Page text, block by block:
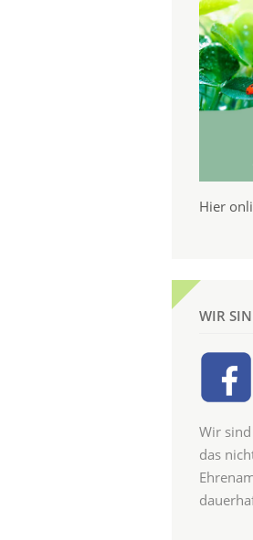
Hier
WIR
Wir
das